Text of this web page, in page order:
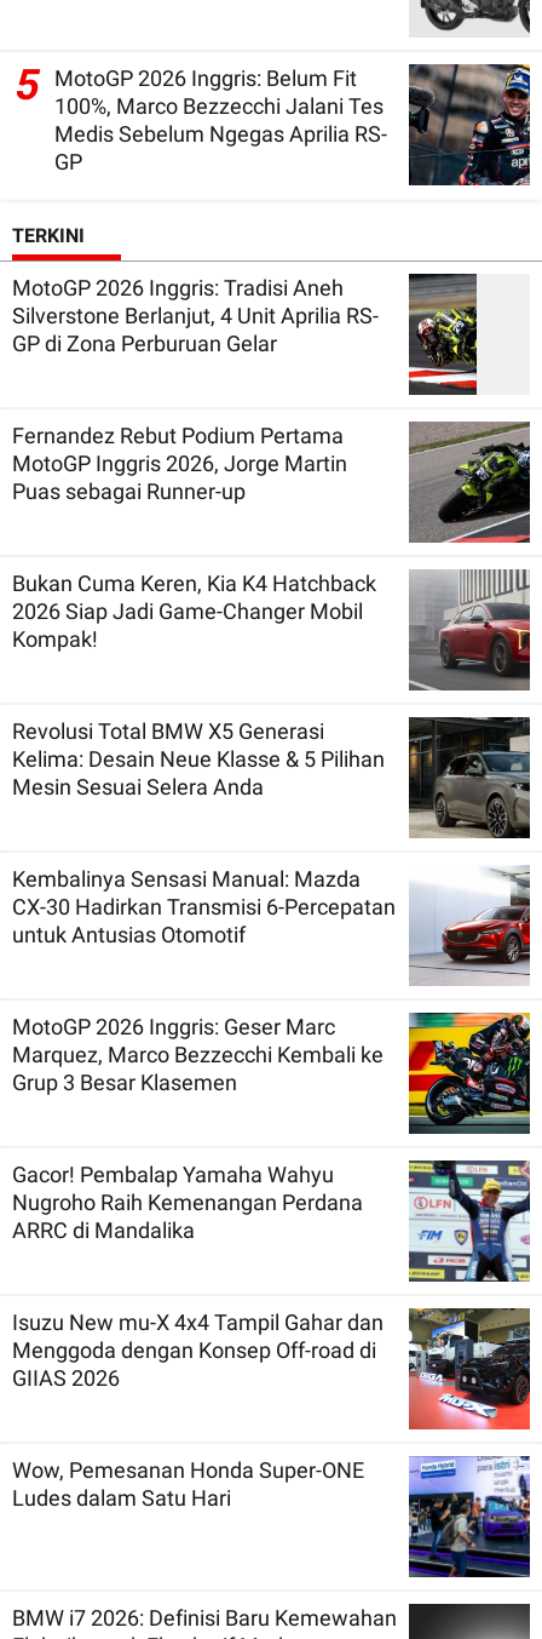
5 MotoGP 2026 Inggris: Belum Fit
100%, Marco Bezzecchi Jalani Tes
Medis Sebelum Ngegas Aprilia RS-
GP
TERKINI
MotoGP 2026 Inggris: Tradisi Aneh
Silverstone Berlanjut, 4 Unit Aprilia RS-
GP di Zona Perburuan Gelar
Fernandez Rebut Podium Pertama
MotoGP Inggris 2026, Jorge Martin
Puas sebagai Runner-up
Bukan Cuma Keren, Kia K4 Hatchback
2026 Siap Jadi Game-Changer Mobil
Kompak!
Revolusi Total BMW X5 Generasi
Kelima: Desain Neue Klasse & 5 Pilihan
Mesin Sesuai Selera Anda
Kembalinya Sensasi Manual: Mazda
CX-30 Hadirkan Transmisi 6-Percepatan
untuk Antusias Otomotif
MotoGP 2026 Inggris: Geser Marc
Marquez, Marco Bezzecchi Kembali ke
Grup 3 Besar Klasemen
Gacor! Pembalap Yamaha Wahyu
Nugroho Raih Kemenangan Perdana
ARRC di Mandalika
Isuzu New mu-X 4x4 Tampil Gahar dan
Menggoda dengan Konsep Off-road di
GIIAS 2026
Wow, Pemesanan Honda Super-ONE
Ludes dalam Satu Hari
BMW i7 2026: Definisi Baru Kemewahan